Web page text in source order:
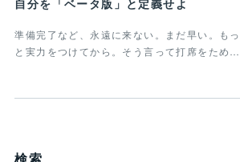
自分を「ベータ版」と定義せよ
準備完了など、永遠に来ない。まだ早い。もっ
と実力をつけてから。そう言って打席をため…
検索